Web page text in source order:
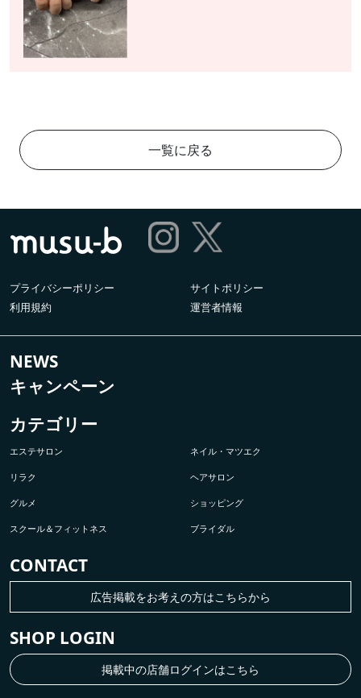
一覧に戻る
プライバシーポリシー
サイトポリシー
利用規約
運営者情報
NEWS
キャンペーン
カテゴリー
エステサロン ネイル・マツエク
リラク ヘアサロン
グルメ ショッピング
スクール＆フィットネス ブライダル
SHOP LOGIN
掲載中の店舗ログインはこちら
CONTACT
広告掲載をお考えの方はこちらから